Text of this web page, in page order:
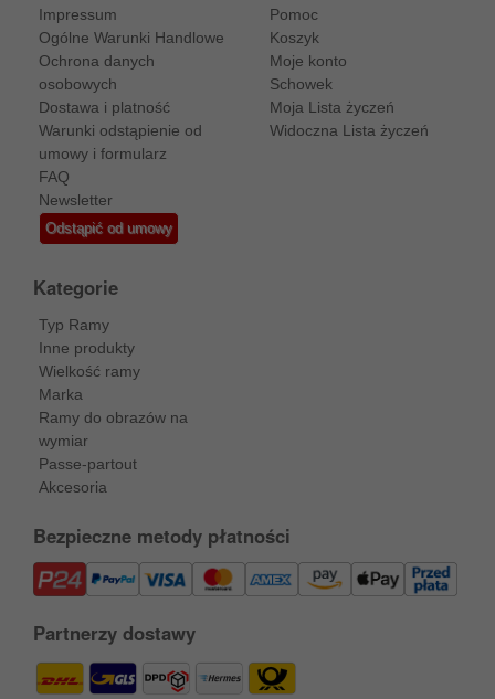
Impressum
Ogólne Warunki Handlowe
Ochrona danych
osobowych
Dostawa i platność
Warunki odstąpienie od
umowy i formularz
FAQ
Newsletter
Odstąpić od umowy
Pomoc
Koszyk
Moje konto
Schowek
Moja Lista życzeń
Widoczna Lista życzeń
Kategorie
Typ Ramy
Inne produkty
Wielkość ramy
Marka
Ramy do obrazów na
wymiar
Passe-partout
Akcesoria
Bezpieczne metody płatności
Partnerzy dostawy